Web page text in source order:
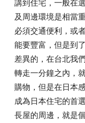
講到住宅，一般在
及周邊環境是相當
必須交通便利，或
能要豐富，但是到
差異的，在台北我
轉走一分鐘之內，
購物，但是在日本
成為日本住宅的首
長屋的周邊，就是